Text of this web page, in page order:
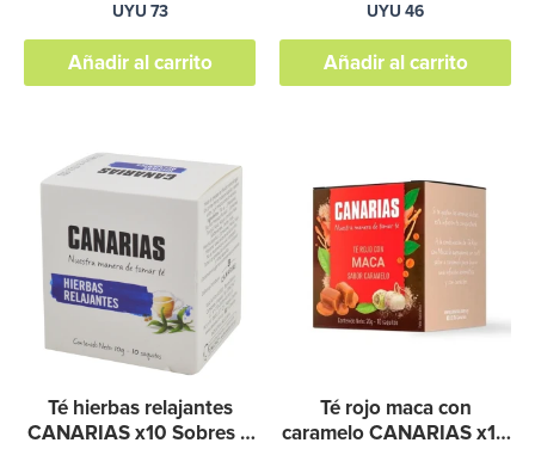
celiacos
UYU 73
Añadir al carrito
UYU 46
Añadir al carrito
Té hierbas relajantes
CANARIAS x10 Sobres –
Té rojo maca con
caramelo CANARIAS x10